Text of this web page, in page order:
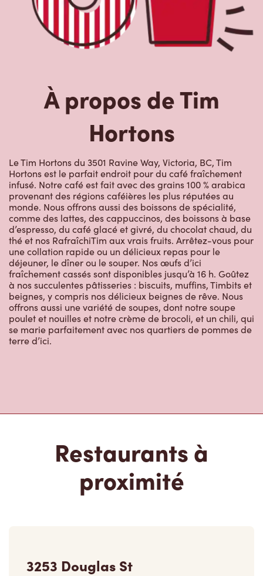
À propos de Tim
Hortons
Le Tim Hortons du 3501 Ravine Way, Victoria, BC, Tim
Hortons est le parfait endroit pour du café fraîchement
infusé. Notre café est fait avec des grains 100 % arabica
provenant des régions caféières les plus réputées au
monde. Nous offrons aussi des boissons de spécialité,
comme des lattes, des cappuccinos, des boissons à base
d’espresso, du café glacé et givré, du chocolat chaud, du
thé et nos RafraîchiTim aux vrais fruits. Arrêtez-vous pour
une collation rapide ou un délicieux repas pour le
déjeuner, le dîner ou le souper. Nos œufs d’ici
fraîchement cassés sont disponibles jusqu’à 16 h. Goûtez
à nos succulentes pâtisseries : biscuits, muffins, Timbits et
beignes, y compris nos délicieux beignes de rêve. Nous
offrons aussi une variété de soupes, dont notre soupe
poulet et nouilles et notre crème de brocoli, et un chili, qui
se marie parfaitement avec nos quartiers de pommes de
terre d’ici.
Restaurants à
proximité
3253 Douglas St